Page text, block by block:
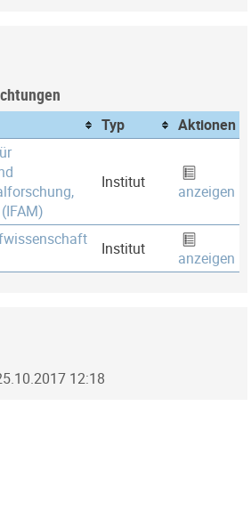
Typ
Aktionen
Institut anzeigen
Institut anzeigen
12:18